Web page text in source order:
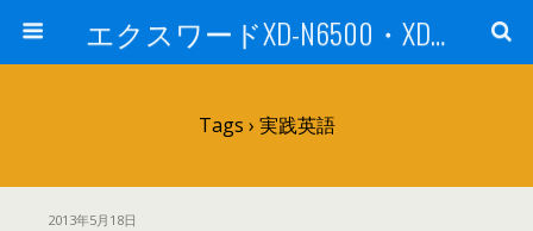
エクスワードXD-N6500・XD-N8500を他機種と比較・評価！ 社会人・大学生に
Tags › 実践英語
2013年5月18日